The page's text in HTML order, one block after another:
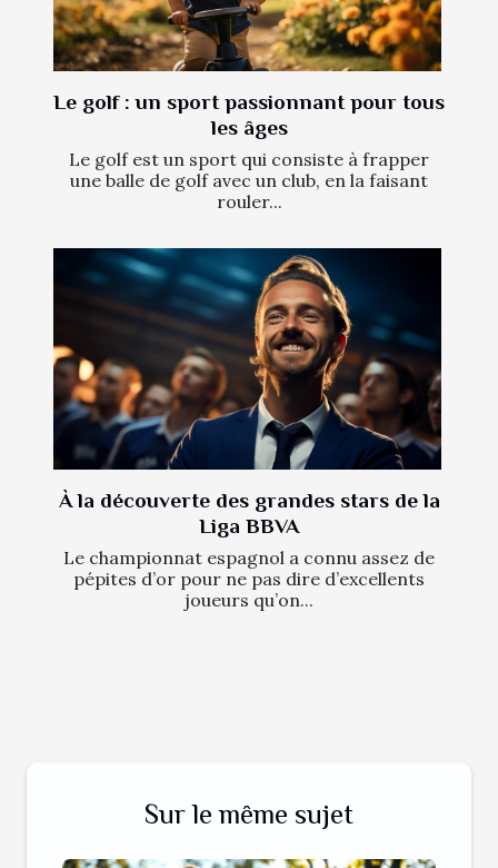
Le golf : un sport passionnant pour tous
les âges
Le golf est un sport qui consiste à frapper
une balle de golf avec un club, en la faisant
rouler...
À la découverte des grandes stars de la
Liga BBVA
Le championnat espagnol a connu assez de
pépites d’or pour ne pas dire d’excellents
joueurs qu’on...
Sur le même sujet